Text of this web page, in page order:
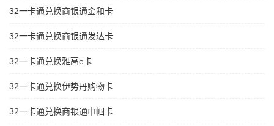
32一卡通兑换商银通金和卡
32一卡通兑换商银通发达卡
32一卡通兑换雅高e卡
32一卡通兑换伊势丹购物卡
32一卡通兑换商银通巾帼卡